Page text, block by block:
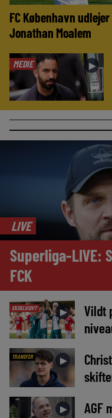
FC København udlejer
Jonathan Moalem
MEDIE ►
LIVE
Superliga-LIVE:
FCK
EKSKLUSIVT ►
Vildt
TRANSFER ►
►
AGF